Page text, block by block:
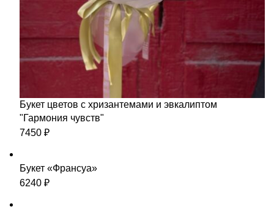
Букет цветов с хризантемами и эвкалиптом
"Гармония чувств"
7450 ₽
Букет «Франсуа»
6240 ₽